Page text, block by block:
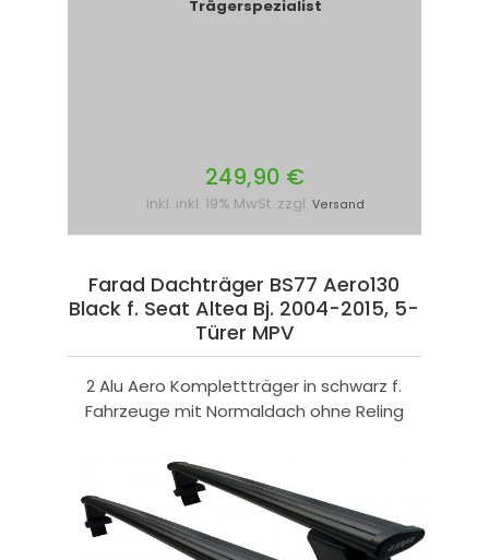
Trägerspezialist
249,90 €
inkl. inkl. 19% MwSt. zzgl. Versand
Farad Dachträger BS77 Aero130
Black f. Seat Altea Bj. 2004-2015, 5-
Türer MPV
2 Alu Aero Komplettträger in schwarz f.
Fahrzeuge mit Normaldach ohne Reling